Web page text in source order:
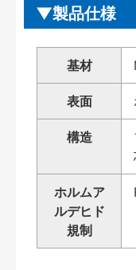
製品仕様
基材
表面
構造
ホルムア
ルデヒド
規制